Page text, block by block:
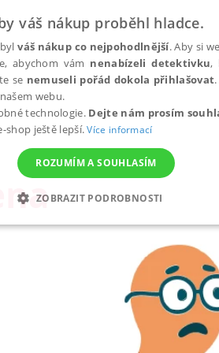
váš nákup proběhl hladce.
bylváš nákup co nejpohodlnější. Aby si
abychom vám nenabízeli detektivku,
se nemuseli pořád dokola přihlašovat
webu.
technologie. Dejte nám prosím
shop ještě lepší.Více informací
ROZUMÍM A SOUHLASÍM
ZOBRAZIT PODROBNOSTI
MARKETINGOVÉ FUNKČNÍ
Funkční
uživatele a správa účtu. Webové stránky